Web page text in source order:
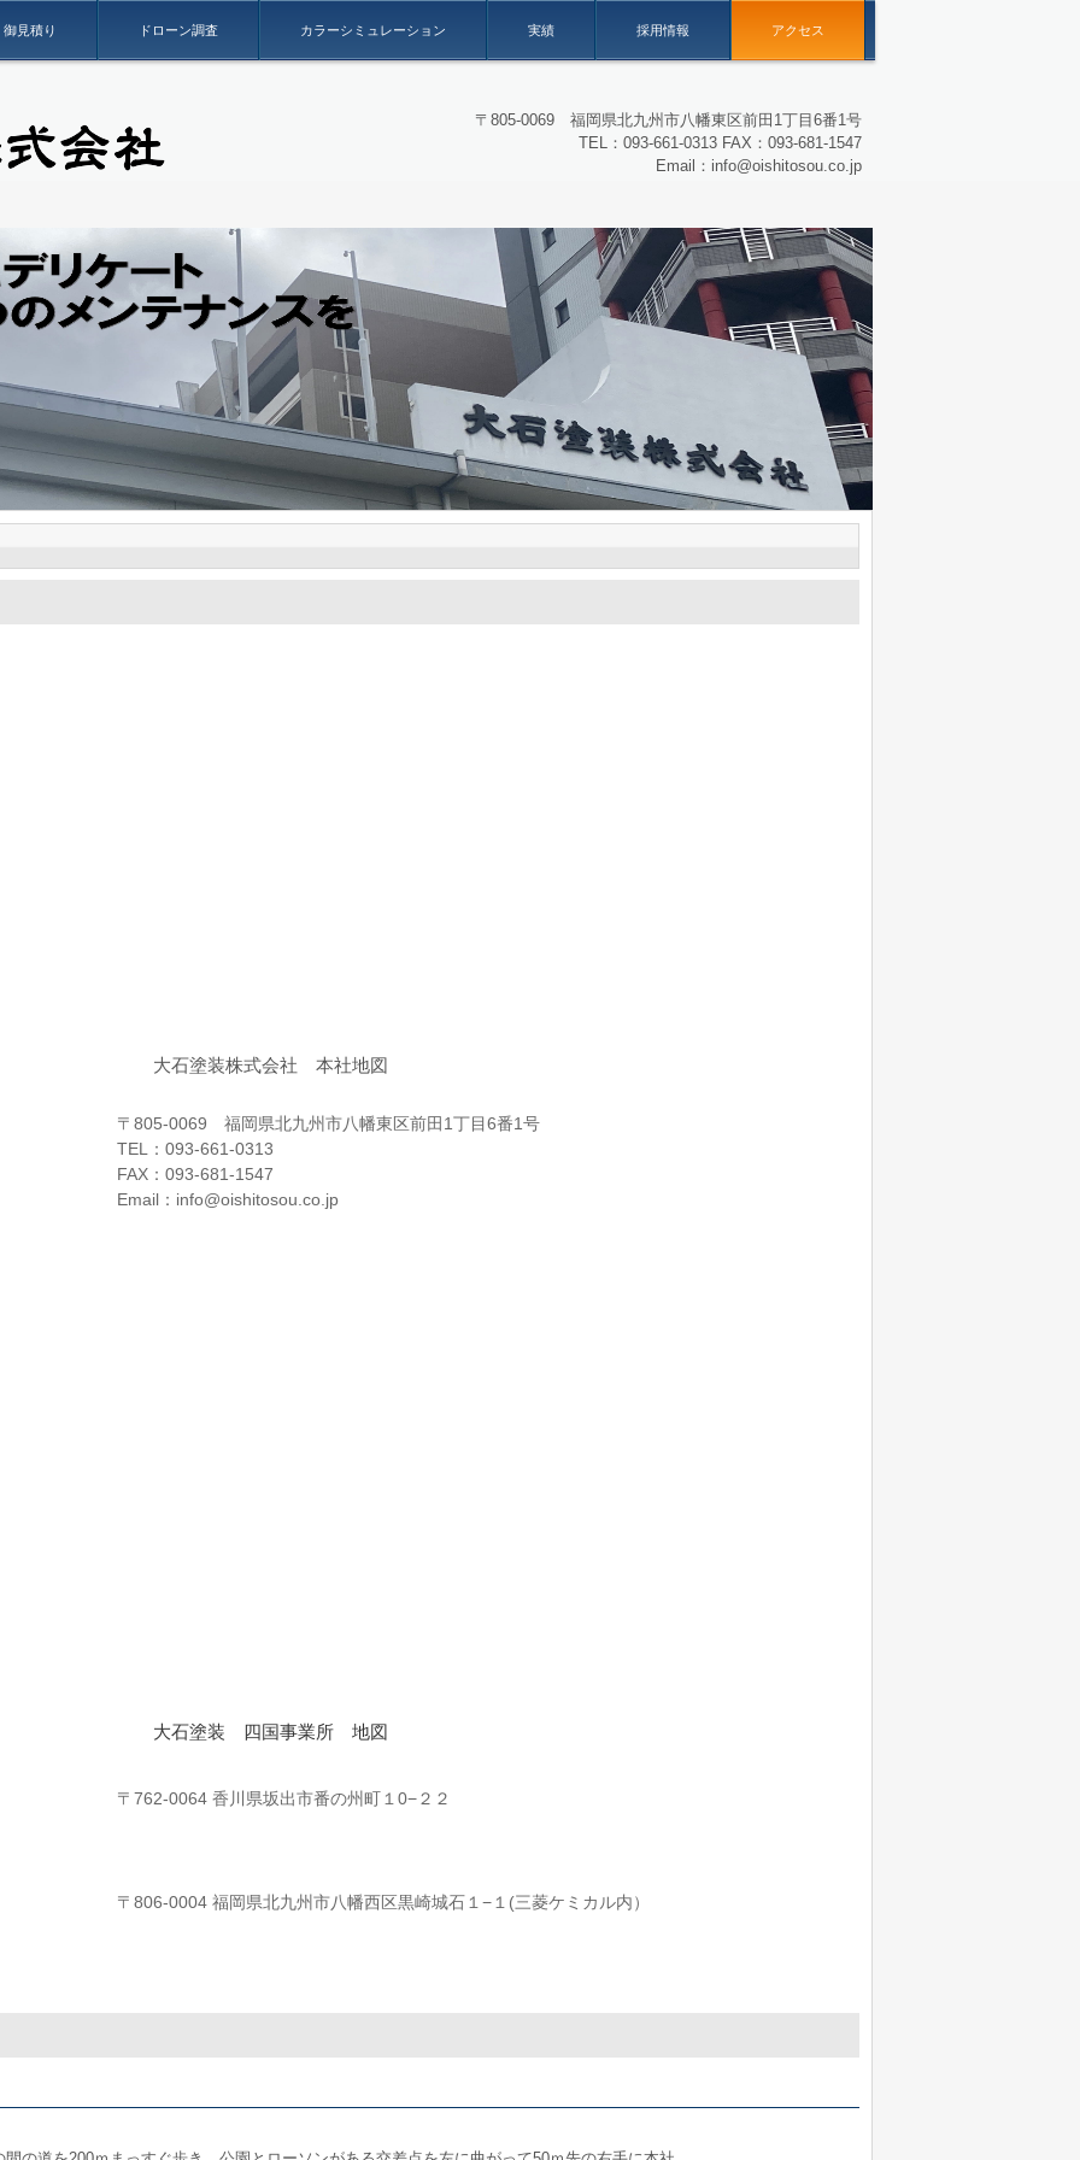
御見積り ドローン調査 カラーシミュレーション 実績 採用情報 アクセス
〒805-0069 福岡県北九州市八幡東区前田1丁目6番1号
TEL：093-661-0313 FAX：093-681-1547
Email：info@oishitosou.co.jp
大石塗装株式会社 本社地図
〒805-0069 福岡県北九州市八幡東区前田1丁目6番1号
TEL：093-661-0313
FAX：093-681-1547
Email：info@oishitosou.co.jp
大石塗装 四国事業所 地図
〒762-0064 香川県坂出市番の州町１0−２２
〒806-0004 福岡県北九州市八幡西区黒崎城石１−１(三菱ケミカル内）